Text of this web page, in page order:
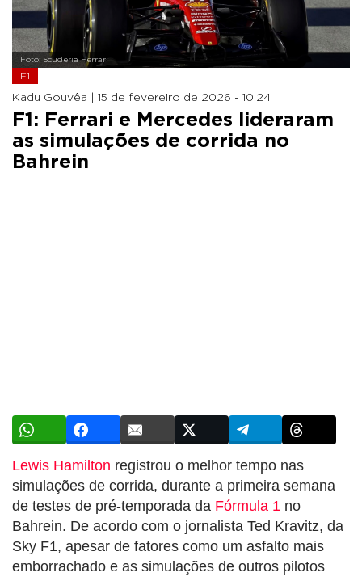
Foto: Scuderia Ferrari
F1
Kadu Gouvêa | 15 de fevereiro de 2026 - 10:24
F1: Ferrari e Mercedes lideraram
as simulações de corrida no
Bahrein
Lewis Hamilton registrou o melhor tempo nas
simulações de corrida, durante a primeira semana
de testes de pré-temporada da Fórmula 1 no
Bahrein. De acordo com o jornalista Ted Kravitz, da
Sky F1, apesar de fatores como um asfalto mais
emborrachado e as simulações de outros pilotos